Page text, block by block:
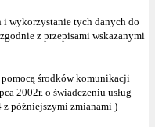
i wykorzystanie tych danych do
z przepisami wskazanymi
środków komunikacji
2002r. o świadczeniu usług
z późniejszymi zmianami )